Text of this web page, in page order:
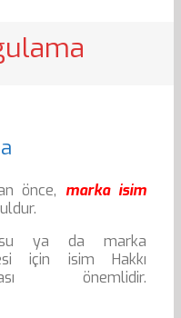
önce, marka isim
ya da marka
için isim Hakkı
önemlidir.